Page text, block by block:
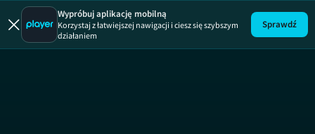
Wypróbuj aplikację mobilną
Korzystaj z łatwiejszej nawigacji i ciesz się szybszym
działaniem
Sprawdź